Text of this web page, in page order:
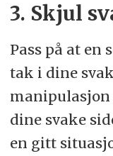
3. Skjul
Pass på at
tak i dine
manipulasjon
dine svake
en gitt